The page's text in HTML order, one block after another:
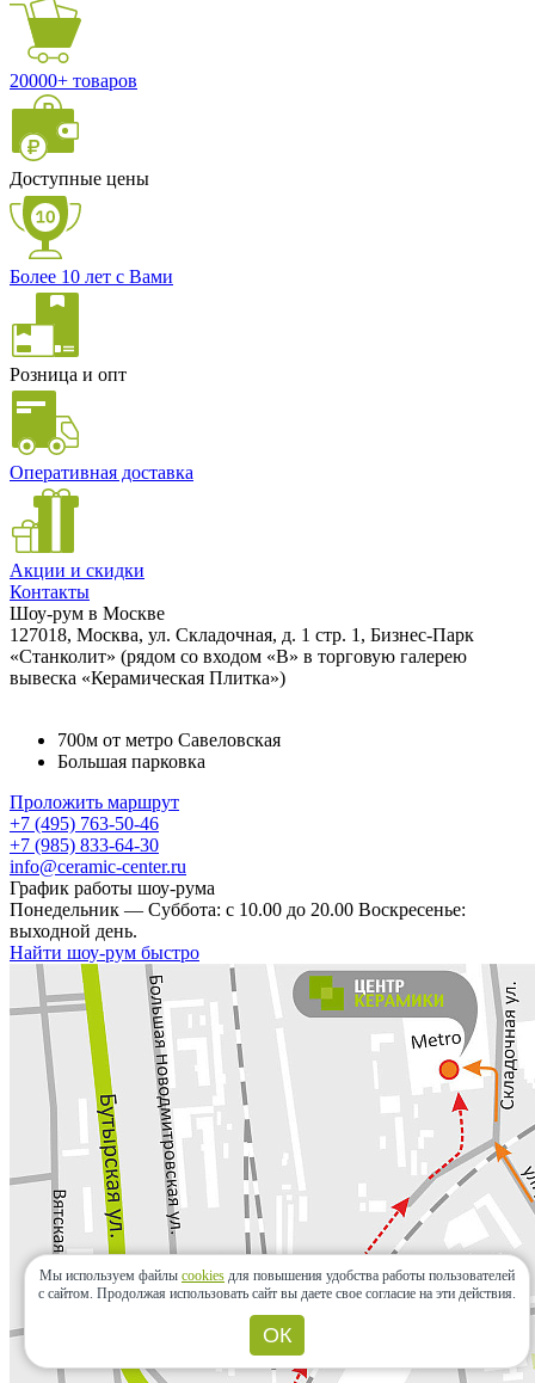
20000+ товаров
Доступные цены
Более 10 лет с Вами
Розница и опт
Оперативная доставка
Акции и скидки
Контакты
Шоу-рум в Москве
127018, Москва, ул. Складочная, д. 1 стр. 1, Бизнес-Парк
«Станколит» (рядом со входом «B» в торговую галерею
вывеска «Керамическая Плитка»)
700м от метро Савеловская
Большая парковка
Проложить маршрут
+7 (495) 763-50-46
+7 (985) 833-64-30
info@ceramic-center.ru
График работы шоу-рума
Понедельник — Суббота: с 10.00 до 20.00 Воскресенье:
выходной день.
Найти шоу-рум быстро
Мы используем файлы cookies для повышения удобства работы пользователей
с сайтом. Продолжая использовать сайт вы даете свое согласие на эти действия.
ОК